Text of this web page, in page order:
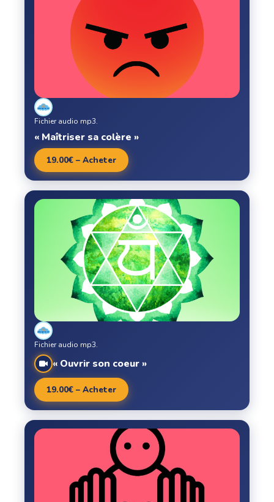
« Maîtriser sa colère »
Fichier audio mp3.
19.00€ – Acheter
« Ouvrir son coeur »
Fichier audio mp3.
19.00€ – Acheter